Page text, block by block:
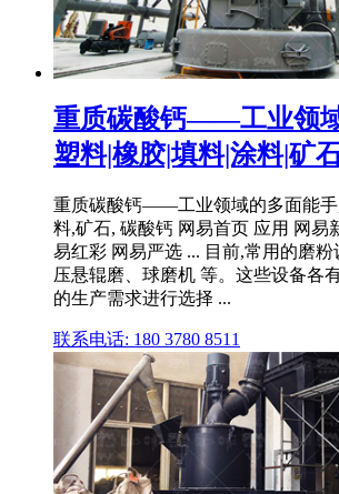
重质碳酸钙——工业领
塑料|橡胶|填料|涂料|矿
重质碳酸钙——工业领域的多面能手
料,矿石, 碳酸钙 网易首页 应用 网易
易红彩 网易严选 ... 目前,常用的磨
压悬辊磨、球磨机 等。这些设备各
的生产需求进行选择 ...
联系电话: 180 3780 8511